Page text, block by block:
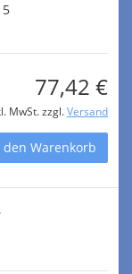
77,42 €
MwSt. zzgl. Versand
den Warenkorb